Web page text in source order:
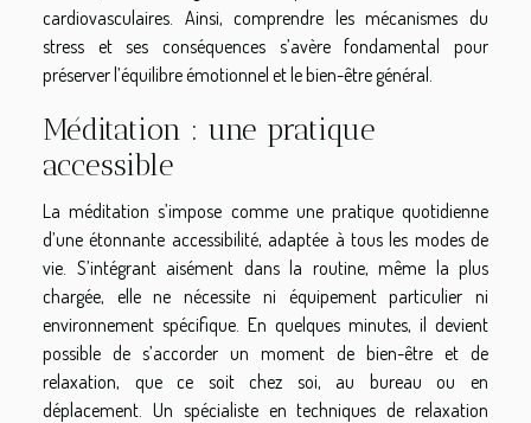
cardiovasculaires. Ainsi, comprendre les mécanismes du
stress et ses conséquences s’avère fondamental pour
préserver l’équilibre émotionnel et le bien-être général.
Méditation : une pratique
accessible
La méditation s’impose comme une pratique quotidienne
d’une étonnante accessibilité, adaptée à tous les modes de
vie. S’intégrant aisément dans la routine, même la plus
chargée, elle ne nécessite ni équipement particulier ni
environnement spécifique. En quelques minutes, il devient
possible de s’accorder un moment de bien-être et de
relaxation, que ce soit chez soi, au bureau ou en
déplacement. Un spécialiste en techniques de relaxation